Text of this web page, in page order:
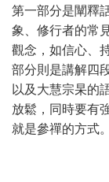
第一部分是闡釋
象、修行者的常
觀念，如信心、
部分則是講解四
以及大慧宗杲的
放鬆，同時要有
就是參禪的方式。